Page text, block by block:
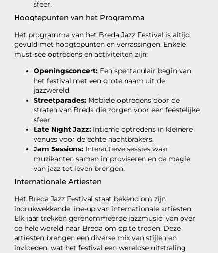
sfeer.
Hoogtepunten van het Programma
Het programma van het Breda Jazz Festival is altijd
gevuld met hoogtepunten en verrassingen. Enkele
must-see optredens en activiteiten zijn:
Openingsconcert: Een spectaculair begin van
het festival met een grote naam uit de
jazzwereld.
Streetparades: Mobiele optredens door de
straten van Breda die zorgen voor een feestelijke
sfeer.
Late Night Jazz: Intieme optredens in kleinere
venues voor de echte nachtbrakers.
Jam Sessions: Interactieve sessies waar
muzikanten samen improviseren en de magie
van jazz tot leven brengen.
Internationale Artiesten
Het Breda Jazz Festival staat bekend om zijn
indrukwekkende line-up van internationale artiesten.
Elk jaar trekken gerenommeerde jazzmusici van over
de hele wereld naar Breda om op te treden. Deze
artiesten brengen een diverse mix van stijlen en
invloeden, wat het festival een wereldse uitstraling